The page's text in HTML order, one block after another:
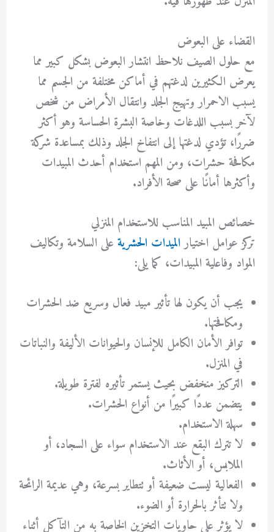
القضاء على البعوض
مع حلول الصيف نلاحظ انتشار البعوض بشكل كبير مما
يعرض الكثيرين لدغتهم في أماكن مختلفة من الجسم مما
يسبب الاحمرار وتهيج الجلد وانتقال الأمراض من شخص
لآخر بسبب اللدغات وخاصة البشرة الحساسة وهو أكثر
ضررًا، تؤدي لدغتها إلى انتفاخ الجلد وذلك بمساعدة شركة
مكافحة حشرات، ومن المهم استخدام أحدث المبيدات
وأكثرها أمانًا على صحة الأفراد.
خصائص المبيد المناسب للاستخدام المنزلي
تركز عوامل اختيارالميدات الحشريةعلى السلامة وتكاليف
المواد وفاعلية المبيدات، كما يلى:
يجب أن يكون لها تأثير مبيد فعال وسريع ضد الحشرات
ومكافحتها.
توافر الأمان الكامل للإنسان والحيوانات الأليفة والنباتات
في المنزل.
التركيز منخفض بحيث يستمر تأثيره لفترة طويلة.
يتضمن عددًا كبيرًا من أنواع الحشرات.
سهلة الاستخدام.
لا تترك البقع عند الاستخدام سواء على السجاد، أو
الملابس، أو الأثاث.
الفعالية ليست ضعيفة أو تتطاير بسرعة، وهي عديمة الرائحة
ولا تتأثر بالحرارة أو الضوء.
لا يؤثر على حاويات التخزين الخاصة به من التآكل أثناء